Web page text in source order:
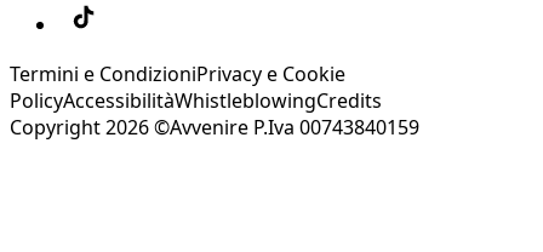
Termini e CondizioniPrivacy e Cookie
PolicyAccessibilitàWhistleblowingCredits
Copyright 2026 ©Avvenire P.Iva 00743840159